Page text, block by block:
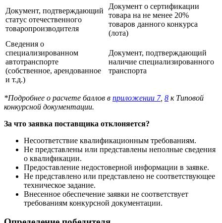
Документ, подтверждающий
статус отечественного
товаропроизводителя
Документ о сертификации
товара на не менее 20%
товаров данного конкурса
(лота)
Сведения о
специализированном
автотранспорте
(собственное, арендованное
и т.д.)
Документ, подтверждающий
наличие специализированного
транспорта
*Подробнее о расчете баллов в приложении 7, 8 к Типовой
конкурсной документации.
За что заявка поставщика отклоняется?
Несоответствие квалификационным требованиям.
Не представлены или представлены неполные сведения
о квалификации.
Предоставление недостоверной информации в заявке.
Не представлено или представлено не соответствующее
техническое задание.
Внесенное обеспечение заявки не соответствует
требованиям конкурсной документации.